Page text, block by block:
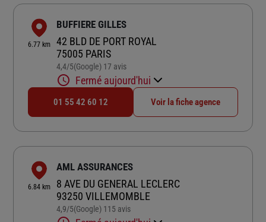
6.77 km
BUFFIERE GILLES
42 BLD DE PORT ROYAL
75005 PARIS
4,4/5Note de 4.4 sur 5
(Google) 17 avis
Fermé aujourd'hui
01 55 42 60 12 Voir la fiche agence
6.84 km
AML ASSURANCES
8 AVE DU GENERAL LECLERC
93250 VILLEMOMBLE
4,9/5Note de 4.9 sur 5
(Google) 115 avis